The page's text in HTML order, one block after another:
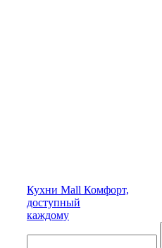
Кухни Mall Комфорт,
доступный
каждому